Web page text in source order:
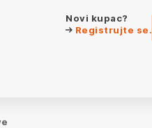
Novi kupac?
Registrujte se.